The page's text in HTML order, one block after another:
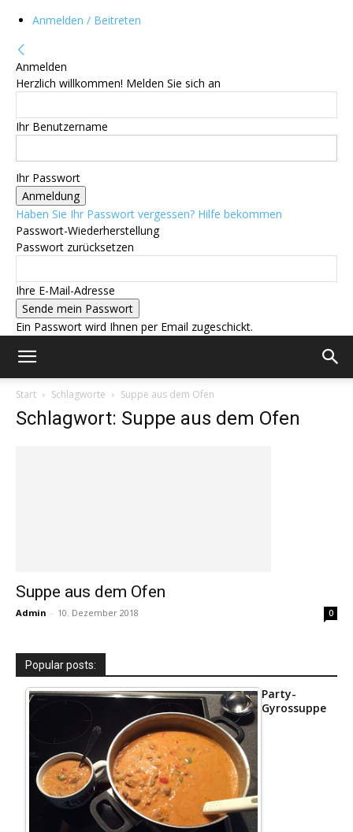
Anmelden / Beitreten
Anmelden
Herzlich willkommen! Melden Sie sich an
Ihr Benutzername
Ihr Passwort
Haben Sie Ihr Passwort vergessen? Hilfe bekommen
Passwort-Wiederherstellung
Passwort zurücksetzen
Ihre E-Mail-Adresse
Ein Passwort wird Ihnen per Email zugeschickt.
Start Schlagworte Suppe aus dem Ofen
Schlagwort: Suppe aus dem Ofen
Suppe aus dem Ofen
Admin - 10. Dezember 2018 0
Popular posts:
Party-
Gyrossuppe